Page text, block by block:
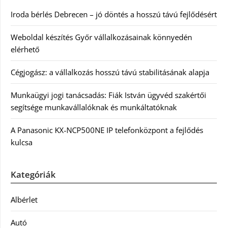
Iroda bérlés Debrecen – jó döntés a hosszú távú fejlődésért
Weboldal készítés Győr vállalkozásainak könnyedén
elérhető
Cégjogász: a vállalkozás hosszú távú stabilitásának alapja
Munkaügyi jogi tanácsadás: Fiák István ügyvéd szakértői
segítsége munkavállalóknak és munkáltatóknak
A Panasonic KX-NCP500NE IP telefonközpont a fejlődés
kulcsa
Kategóriák
Albérlet
Autó